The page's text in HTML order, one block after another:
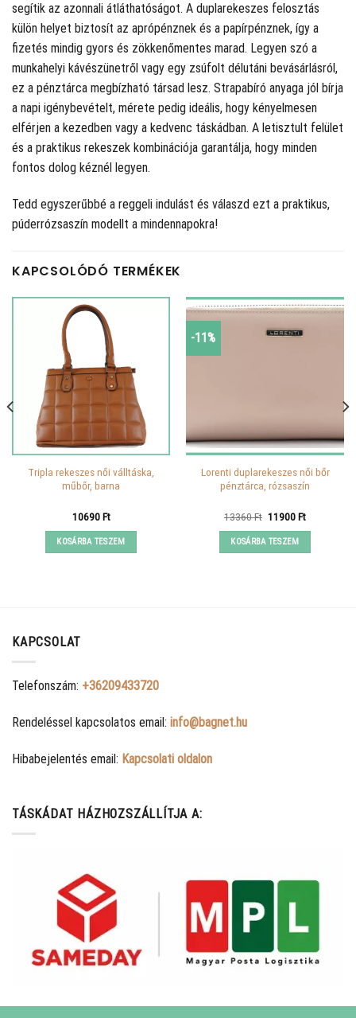
segítik az azonnali átláthatóságot. A duplarekeszes felosztás
külön helyet biztosít az aprópénznek és a papírpénznek, így a
fizetés mindig gyors és zökkenőmentes marad. Legyen szó a
munkahelyi kávészünetről vagy egy zsúfolt délutáni bevásárlásról,
ez a pénztárca megbízható társad lesz. Strapabíró anyaga jól bírja
a napi igénybevételt, mérete pedig ideális, hogy kényelmesen
elférjen a kezedben vagy a kedvenc táskádban. A letisztult felület
és a praktikus rekeszek kombinációja garantálja, hogy minden
fontos dolog kéznél legyen.
Tedd egyszerűbbé a reggeli indulást és válaszd ezt a praktikus,
púderrózsaszín modellt a mindennapokra!
KAPCSOLÓDÓ TERMÉKEK
Tripla rekeszes női válltáska,
műbőr, barna
10690Ft
KOSÁRBA TESZEM
-11%
Lorenti duplarekeszes női bőr
pénztárca, rózsaszín
13360Ft Original
was:
13360 Ft.
11900FtCurrent
KOSÁRBA TESZEM
KAPCSOLAT
Telefonszám: +36209433720
Rendeléssel kapcsolatos email: info@bagnet.hu
Hibabejelentés email: Kapcsolati oldalon
TÁSKÁDAT HÁZHOZSZÁLLÍTJA A: